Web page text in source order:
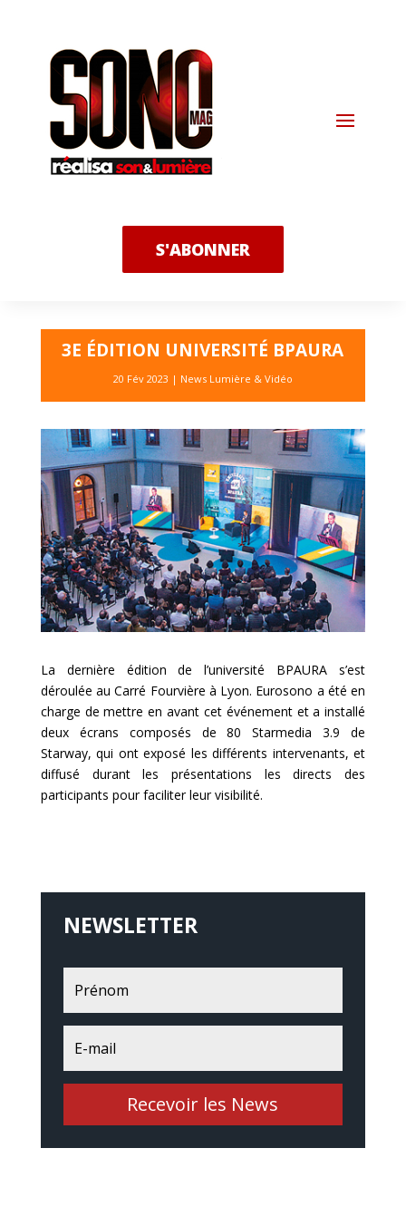
S'ABONNER
3E ÉDITION UNIVERSITÉ BPAURA
20 Fév 2023 | News Lumière & Vidéo
La dernière édition de l’université BPAURA s’est
déroulée au Carré Fourvière à Lyon. Eurosono a été en
charge de mettre en avant cet événement et a installé
deux écrans composés de 80 Starmedia 3.9 de
Starway, qui ont exposé les différents intervenants, et
diffusé durant les présentations les directs des
participants pour faciliter leur visibilité.
NEWSLETTER
Recevoir les News